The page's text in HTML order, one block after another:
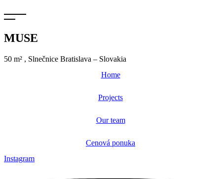
MUSE
50 m² , Slnečnice Bratislava – Slovakia
Home
Projects
Our team
Cenová ponuka
Instagram